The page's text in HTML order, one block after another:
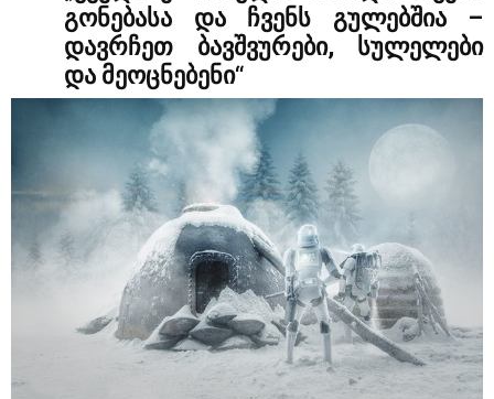
გონებასა და ჩვენს გულებშია –
დავრჩეთ ბავშვურები, სულელები
და მეოცნებენი“